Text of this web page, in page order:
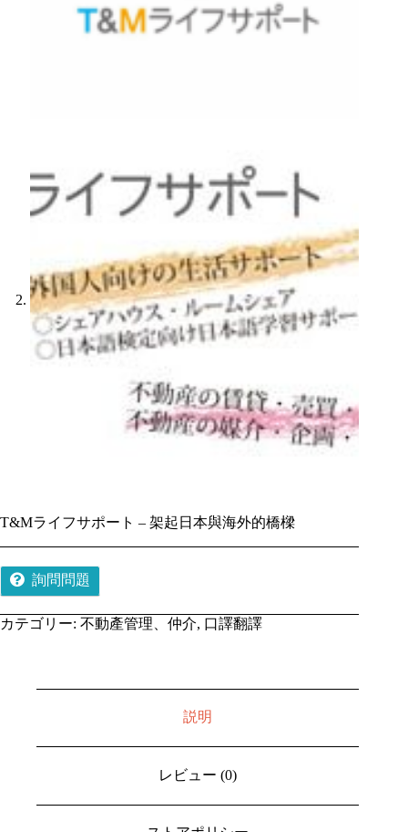
T&Mライフサポート – 架起日本與海外的橋樑
詢問問題
カテゴリー: 不動產管理、仲介, 口譯翻譯
説明
レビュー (0)